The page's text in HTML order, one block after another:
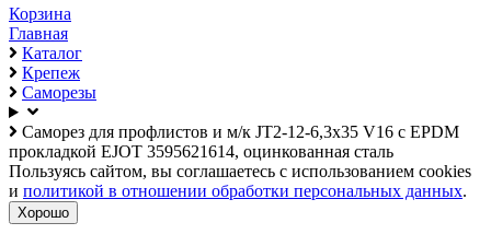
Корзина
Главная
Каталог
Крепеж
Саморезы
Саморез для профлистов и м/к JT2-12-6,3x35 V16 с EPDM
прокладкой EJOT 3595621614, оцинкованная сталь
Пользуясь сайтом, вы соглашаетесь с использованием cookies
и политикой в отношении обработки персональных данных.
Хорошо